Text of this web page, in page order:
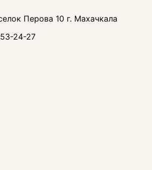
Перова 10 г. Махачкала
24-27